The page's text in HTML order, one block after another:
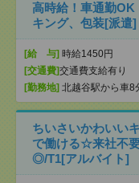
高時給！車通勤OK
キング、包装[派遣]
[給 与] 時給1450円
[交通費]交通費支給有り
[勤務地] 北越谷駅から車8
ちいさいかわいい
で働ける☆来社不
◎/T1[アルバイト]